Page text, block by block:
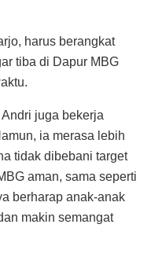
harus berangkat
tiba di Dapur MBG
juga bekerja
ia merasa lebih
tidak dibebani target
aman, sama seperti
berharap anak-anak
makin semangat